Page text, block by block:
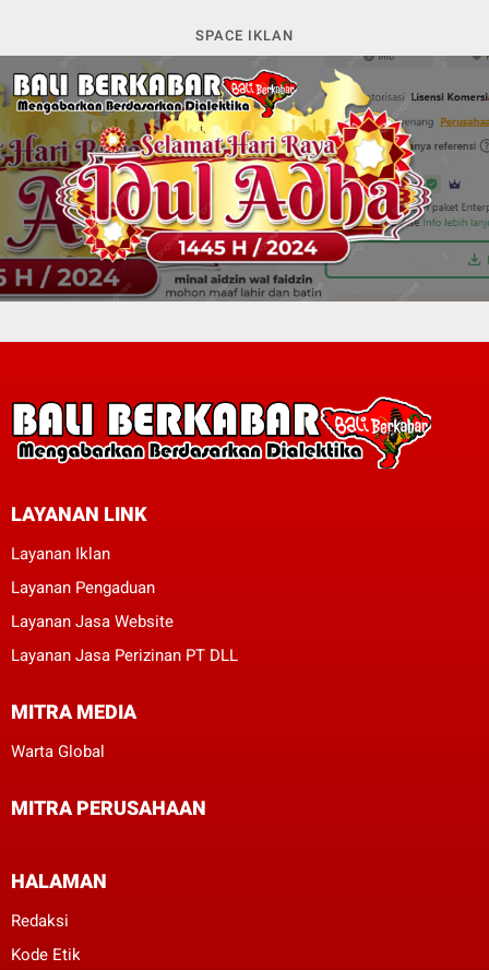
SPACE IKLAN
LAYANAN LINK
Layanan Iklan
Layanan Pengaduan
Layanan Jasa Website
Layanan Jasa Perizinan PT DLL
MITRA MEDIA
Warta Global
MITRA PERUSAHAAN
HALAMAN
Redaksi
Kode Etik